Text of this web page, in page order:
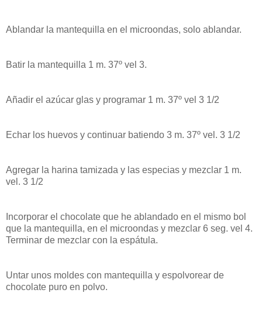
Ablandar la mantequilla en el microondas, solo ablandar.
Batir la mantequilla 1 m. 37º vel 3.
Añadir el azúcar glas y programar 1 m. 37º vel 3 1/2
Echar los huevos y continuar batiendo 3 m. 37º vel. 3 1/2
Agregar la harina tamizada y las especias y mezclar 1 m.
vel. 3 1/2
Incorporar el chocolate que he ablandado en el mismo bol
que la mantequilla, en el microondas y mezclar 6 seg. vel 4.
Terminar de mezclar con la espátula.
Untar unos moldes con mantequilla y espolvorear de
chocolate puro en polvo.